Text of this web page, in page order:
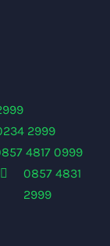
2999
4817 0999
0857 4831
2999